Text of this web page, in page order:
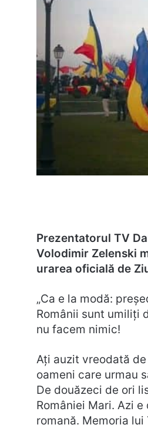
Prezentatorul TV
Volodimir Zelenski
urarea oficială de
„Ca e la modă:
Românii sunt umiliți
nu facem nimic!
Ați auzit vreodată
oameni care urmau
De douăzeci de ori
României Mari. Azi
romană. Memoria